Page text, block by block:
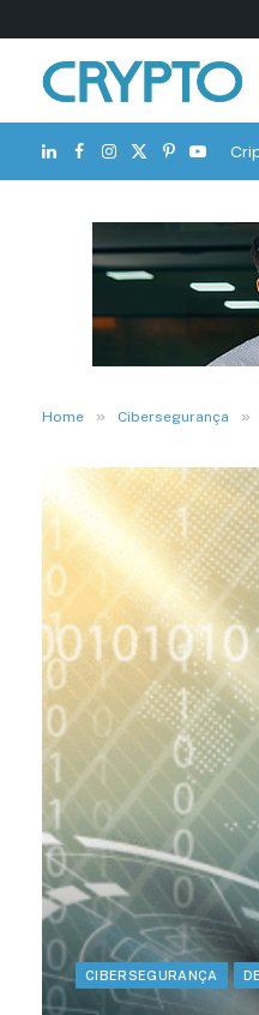
LinkedIn
Facebook
Instagram
X
(Twitter)
Pinterest
Home » Cibersegurança »
CIBERSEGURANÇA